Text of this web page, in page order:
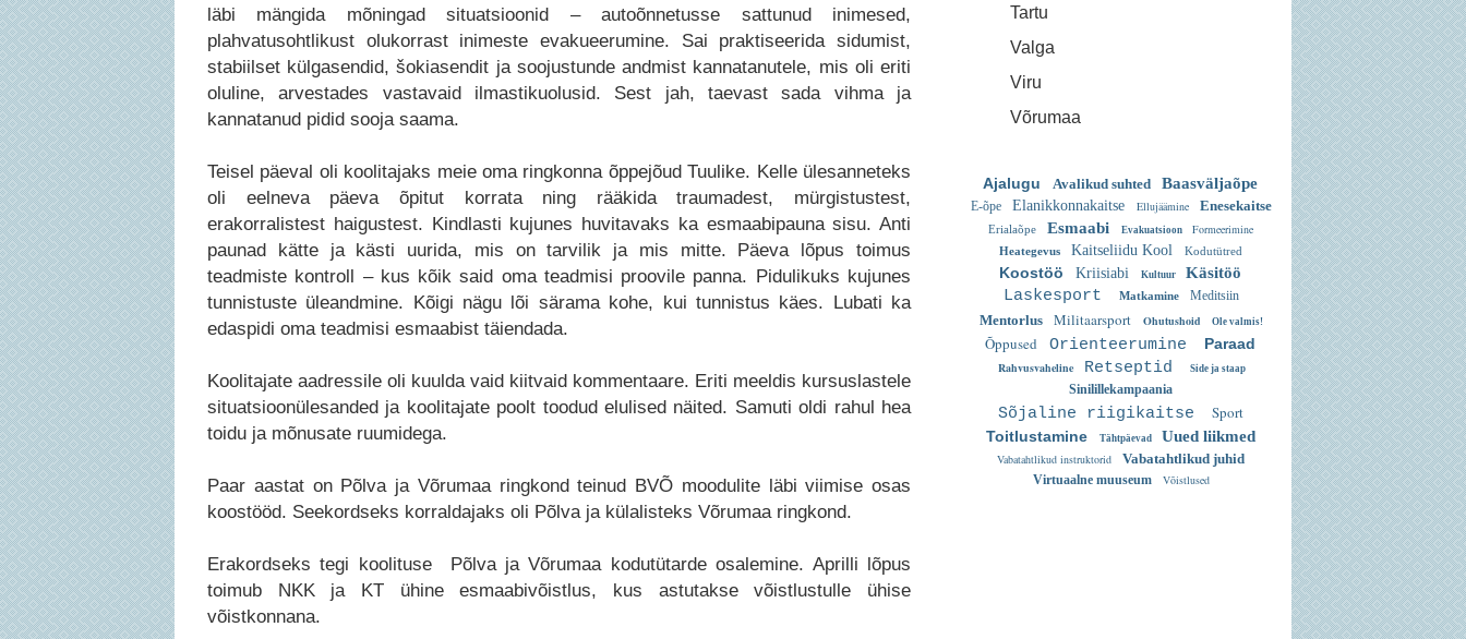
Tartu
Valga
Viru
Võrumaa
läbi mängida mõningad situatsioonid – autoõnnetusse sattunud inimesed,
plahvatusohtlikust olukorrast inimeste evakueerumine. Sai praktiseerida sidumist,
stabiilset külgasendid, šokiasendit ja soojustunde andmist kannatanutele, mis oli eriti
oluline, arvestades vastavaid ilmastikuolusid. Sest jah, taevast sada vihma ja
kannatanud pidid sooja saama.
Teisel päeval oli koolitajaks meie oma ringkonna õppejõud Tuulike. Kelle ülesanneteks
oli eelneva päeva õpitut korrata ning rääkida traumadest, mürgistustest,
erakorralistest haigustest. Kindlasti kujunes huvitavaks ka esmaabipauna sisu. Anti
paunad kätte ja kästi uurida, mis on tarvilik ja mis mitte. Päeva lõpus toimus
teadmiste kontroll – kus kõik said oma teadmisi proovile panna. Pidulikuks kujunes
tunnistuste üleandmine. Kõigi nägu lõi särama kohe, kui tunnistus käes. Lubati ka
edaspidi oma teadmisi esmaabist täiendada.
Koolitajate aadressile oli kuulda vaid kiitvaid kommentaare. Eriti meeldis kursuslastele
situatsioonülesanded ja koolitajate poolt toodud elulised näited. Samuti oldi rahul hea
toidu ja mõnusate ruumidega.
Paar aastat on Põlva ja Võrumaa ringkond teinud BVÕ moodulite läbi viimise osas
koostööd. Seekordseks korraldajaks oli Põlva ja külalisteks Võrumaa ringkond.
Erakordseks tegi koolituse Põlva ja Võrumaa kodutütarde osalemine. Aprilli lõpus
toimub NKK ja KT ühine esmaabivõistlus, kus astutakse võistlustulle ühise
võistkonnana.
Ajalugu Avalikud suhted Baasväljaõpe
E-õpe Elanikkonnakaitse Ellujäämine Enesekaitse
Erialaõpe Esmaabi Evakuatsioon Formeerimine
Heategevus Kaitseliidu Kool Kodutütred
Koostöö Kriisiabi Kultuur Käsitöö
Laskesport Matkamine Meditsiin
Mentorlus Militaarsport Ohutushoid Ole valmis!
Õppused Orienteerumine Paraad
Rahvusvaheline Retseptid Side ja staap
Sinilillekampaania
Sõjaline riigikaitse Sport
Toitlustamine Tähtpäevad Uued liikmed
Vabatahtlikud instruktorid Vabatahtlikud juhid
Virtuaalne muuseum Võistlused